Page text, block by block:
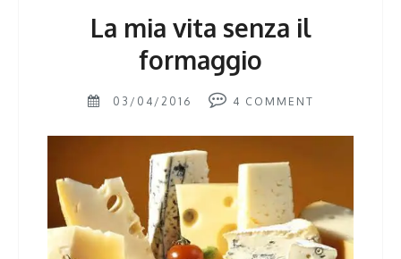
La mia vita senza il
formaggio
03/04/2016 4 COMMENT